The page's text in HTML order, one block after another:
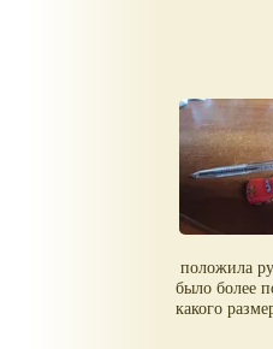
положила
было более
какого